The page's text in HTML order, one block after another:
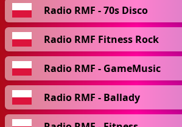
Radio RMF - 70s Disco
Radio RMF Fitness Rock
Radio RMF - GameMusic
Radio RMF - Ballady